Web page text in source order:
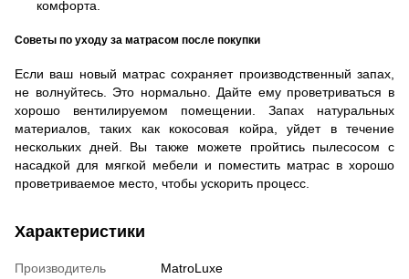
комфорта.
Советы по уходу за матрасом после покупки
Если ваш новый матрас сохраняет производственный запах,
не волнуйтесь. Это нормально. Дайте ему проветриваться в
хорошо вентилируемом помещении. Запах натуральных
материалов, таких как кокосовая койра, уйдет в течение
нескольких дней. Вы также можете пройтись пылесосом с
насадкой для мягкой мебели и поместить матрас в хорошо
проветриваемое место, чтобы ускорить процесс.
Характеристики
Производитель
MatroLuxe